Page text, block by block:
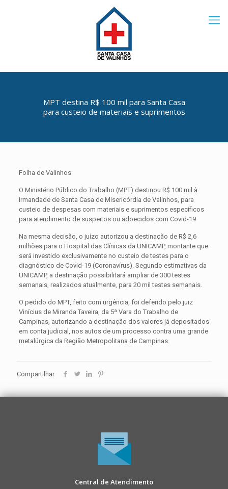
MPT destina R$ 100 mil para Santa Casa
para custeio de materiais e suprimentos
Folha de Valinhos
O Ministério Público do Trabalho (MPT) destinou R$ 100 mil à
Irmandade de Santa Casa de Misericórdia de Valinhos, para
custeio de despesas com materiais e suprimentos específicos
para atendimento de suspeitos ou adoecidos com Covid-19
Na mesma decisão, o juízo autorizou a destinação de R$ 2,6
milhões para o Hospital das Clínicas da UNICAMP, montante que
será investido exclusivamente no custeio de testes para o
diagnóstico de Covid-19 (Coronavírus). Segundo estimativas da
UNICAMP, a destinação possibilitará ampliar de 300 testes
semanais, realizados atualmente, para 20 mil testes semanais.
O pedido do MPT, feito com urgência, foi deferido pelo juiz
Vinícius de Miranda Taveira, da 5ª Vara do Trabalho de
Campinas, autorizando a destinação dos valores já depositados
em conta judicial, nos autos de um processo contra uma grande
metalúrgica da Região Metropolitana de Campinas.
Compartilhar
Central de Atendimento